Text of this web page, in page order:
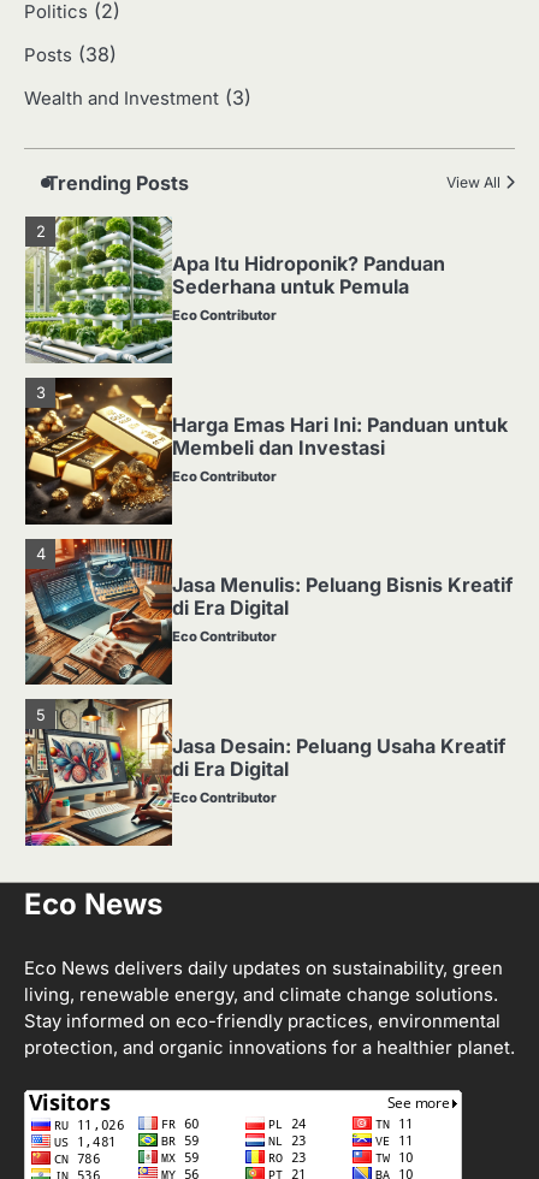
Politics (2)
Posts (38)
Wealth and Investment (3)
Trending Posts View All
Media Tanam: Jenis, Fungsi, dan
Eco Contributor
2
Apa Itu Hidroponik? Panduan
Sederhana untuk Pemula
Eco Contributor
3
Harga Emas Hari Ini: Panduan untuk
Membeli dan Investasi
Eco Contributor
4
Jasa Menulis: Peluang Bisnis Kreatif
di Era Digital
Eco Contributor
5
Jasa Desain: Peluang Usaha Kreatif
di Era Digital
Eco Contributor
Eco Contributor
Sederhana untuk Pemula
Eco Contributor
Eco News
Eco News delivers daily updates on sustainability, green
living, renewable energy, and climate change solutions.
Stay informed on eco-friendly practices, environmental
protection, and organic innovations for a healthier planet.